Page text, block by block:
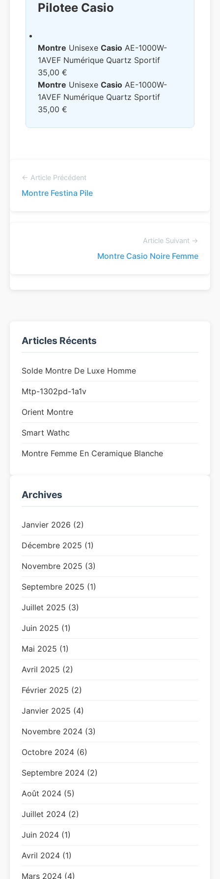
Pilotee Casio
Montre Unisexe Casio AE-1000W-
1AVEF Numérique Quartz Sportif
35,00 €
Montre Unisexe Casio AE-1000W-
1AVEF Numérique Quartz Sportif
35,00 €
← Article Précédent
Montre Festina Pile
Article Suivant →
Montre Casio Noire Femme
Articles Récents
Solde Montre De Luxe Homme
Mtp-1302pd-1a1v
Orient Montre
Smart Wathc
Montre Femme En Ceramique Blanche
Archives
Janvier 2026 (2)
Décembre 2025 (1)
Novembre 2025 (3)
Septembre 2025 (1)
Juillet 2025 (3)
Juin 2025 (1)
Mai 2025 (1)
Avril 2025 (2)
Février 2025 (2)
Janvier 2025 (4)
Novembre 2024 (3)
Octobre 2024 (6)
Septembre 2024 (2)
Août 2024 (5)
Juillet 2024 (2)
Juin 2024 (1)
Avril 2024 (1)
Mars 2024 (4)